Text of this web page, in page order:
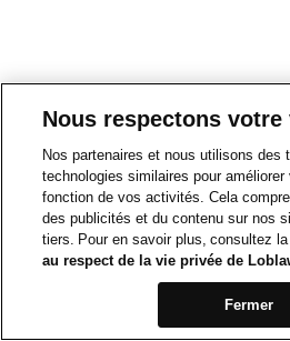
Nous respectons votre
Nos partenaires et nous utilisons des
technologies similaires pour
fonction de vos activités. Cela
des publicités et du contenu sur nos
tiers. Pour en savoir plus, consultez la
au respect de la vie privée de
Fermer